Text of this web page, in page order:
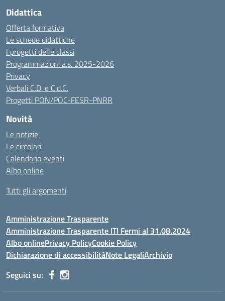
Didattica
Offerta formativa
Le schede didattiche
I progetti delle classi
Programmazioni a.s. 2025-2026
Privacy
Verbali C.D. e C.d.C.
Progetti PON/POC-FESR-PNRR
Novità
Le notizie
Le circolari
Calendario eventi
Albo online
Tutti gli argomenti
Amministrazione Trasparente
Amministrazione Trasparente ITI Fermi al 31.08.2024
Albo onlinePrivacy PolicyCookie Policy
Dichiarazione di accessibilitàNote LegaliArchivio
Seguici su: